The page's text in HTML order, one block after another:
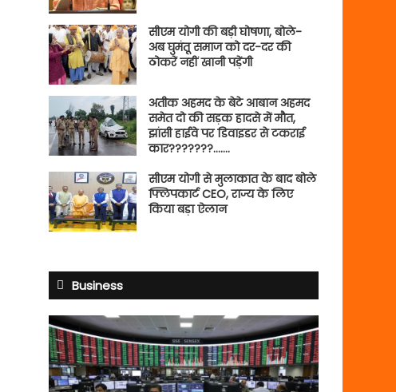
सीएम योगी की बड़ी घोषणा, बोले-
अब घुमंतू समाज को दर-दर की
ठोकरें नहीं खानी पड़ेंगी
अतीक अहमद के बेटे आबान अहमद
समेत दो की सड़क हादसे में मौत,
झांसी हाईवे पर डिवाइडर से टकराई
कार???????…….
सीएम योगी से मुलाकात के बाद बोले
फ्लिपकार्ट CEO, राज्य के लिए
किया बड़ा ऐलान
Business